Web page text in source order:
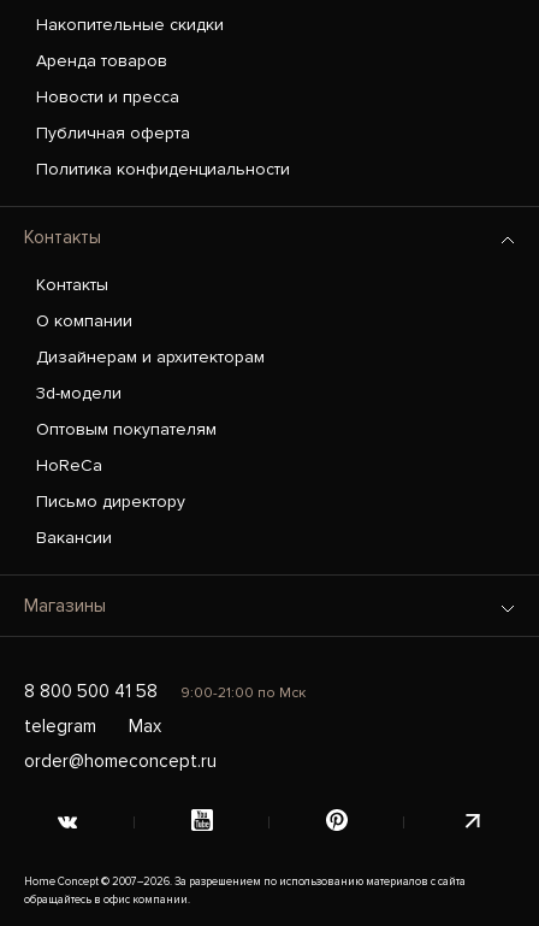
Накопительные скидки
Аренда товаров
Новости и пресса
Публичная оферта
Политика конфиденциальности
Контакты
Контакты
О компании
Дизайнерам и архитекторам
3d-модели
Оптовым покупателям
HoReCa
Письмо директору
Вакансии
Магазины
8 800 500 41 58 9:00-21:00 по Мск
telegram
Max
order@homeconcept.ru
Home Concept © 2007–2026. За разрешением по использованию материалов с сайта
обращайтесь в офис компании.